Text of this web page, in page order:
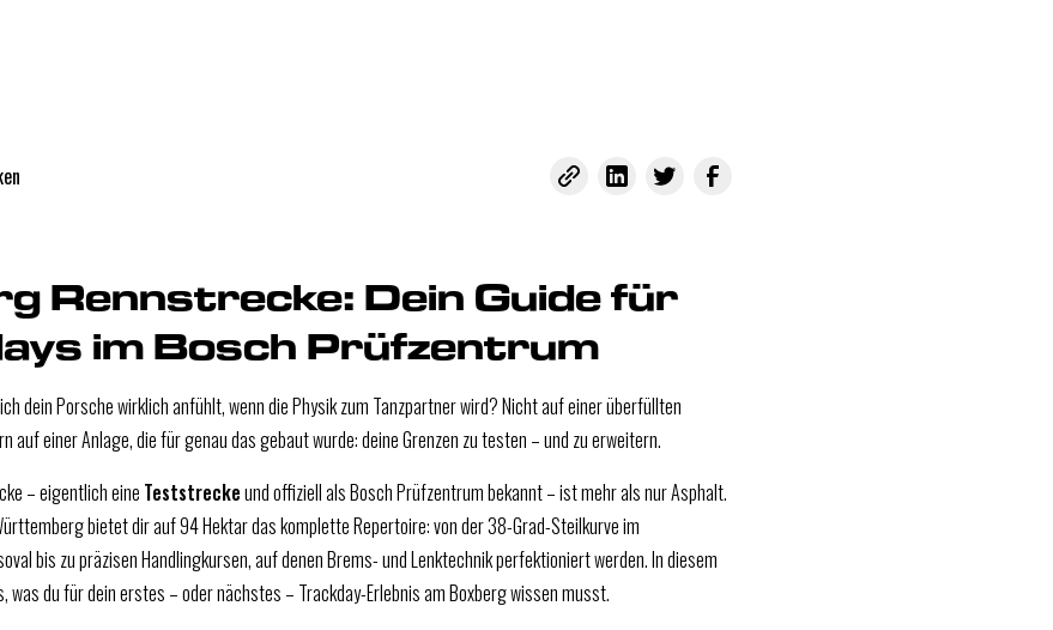
Rennstrecke: Dein Guide für
im Bosch Prüfzentrum
dein Porsche wirklich anfühlt, wenn die Physik zum Tanzpartner wird? Nicht auf einer überfüllten
auf einer Anlage, die für genau das gebaut wurde: deine Grenzen zu testen – und zu erweitern.
– eigentlich eine Teststreckeund offiziell als Bosch Prüfzentrum bekannt – ist mehr als nur Asphalt.
bietet dir auf 94 Hektar das komplette Repertoire: von der 38-Grad-Steilkurve im
bis zu präzisen Handlingkursen, auf denen Brems- und Lenktechnik perfektioniert werden. In diesem
was du für dein erstes – oder nächstes – Trackday-Erlebnis am Boxberg wissen musst.